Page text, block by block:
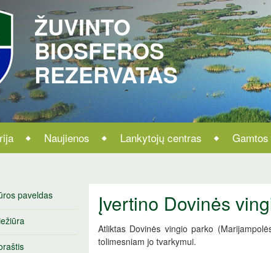
ŽUVINTO
BIOSFEROS
REZERVATAS
Naujienos Lankytojų centras
paveldas Įvertino Dovinės
Atliktas Dovinės vingio parko
tolimesniam jo tvarkymui.